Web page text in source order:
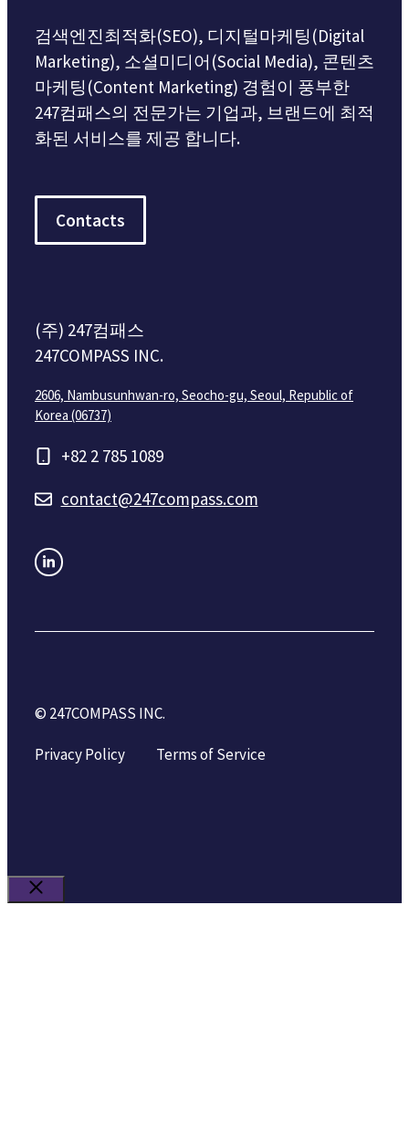
검색엔진최적화(SEO), 디지털마케팅(Digital
Marketing), 소셜미디어(Social Media), 콘텐츠
마케팅(Content Marketing) 경험이 풍부한
247컴패스의 전문가는 기업과, 브랜드에 최적
화된 서비스를 제공 합니다.
Contacts
(주) 247컴패스
247COMPASS INC.
2606, Nambusunhwan-ro, Seocho-gu, Seoul, Republic of
Korea (06737)
+82 2 785 1089
contact@247compass.com
© 247COMPASS INC.
Privacy Policy Terms of Service
Close